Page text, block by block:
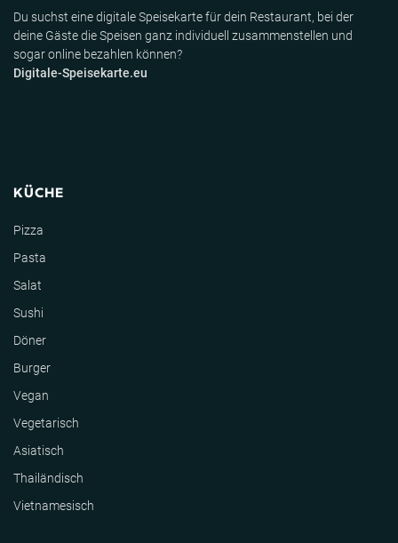
Du suchst eine digitale Speisekarte für dein Restaurant, bei der
deine Gäste die Speisen ganz individuell zusammenstellen und
sogar online bezahlen können?
Digitale-Speisekarte.eu
KÜCHE
Pizza
Pasta
Salat
Sushi
Döner
Burger
Vegan
Vegetarisch
Asiatisch
Thailändisch
Vietnamesisch